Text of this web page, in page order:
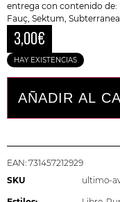
entrega con contenido de:
Fauç, Sektum,
3,00€
HAY EXISTENCIAS
AÑADIR AL
EAN: 731457212929
SKU
ultimo-